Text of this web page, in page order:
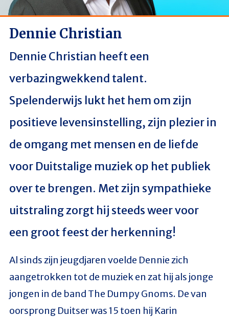
Dennie Christian
Dennie Christian heeft een
verbazingwekkend talent.
Spelenderwijs lukt het hem om zijn
positieve levensinstelling, zijn plezier in
de omgang met mensen en de liefde
voor Duitstalige muziek op het publiek
over te brengen. Met zijn sympathieke
uitstraling zorgt hij steeds weer voor
een groot feest der herkenning!
Al sinds zijn jeugdjaren voelde Dennie zich
aangetrokken tot de muziek en zat hij als jonge
jongen in de band The Dumpy Gnoms. De van
oorsprong Duitser was 15 toen hij Karin